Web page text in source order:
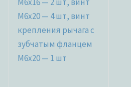
M6x20 — 4 шт, винт
крепления рычага c
зубчатым фланцем
M6x20 — 1 шт